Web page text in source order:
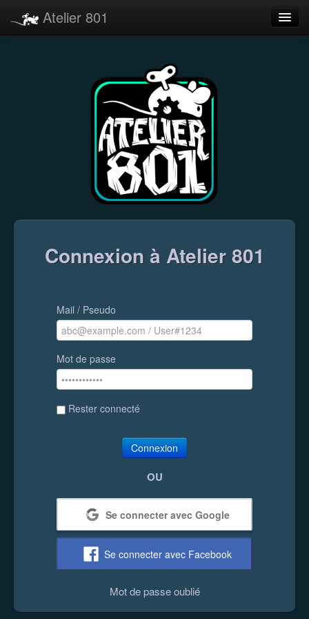
Atelier 801
Connexion à Atelier 801
Mail / Pseudo
Mot de passe
Rester connecté
Connexion
OU
Se connecter avec Google
Se connecter avec Facebook
Mot de passe oublié